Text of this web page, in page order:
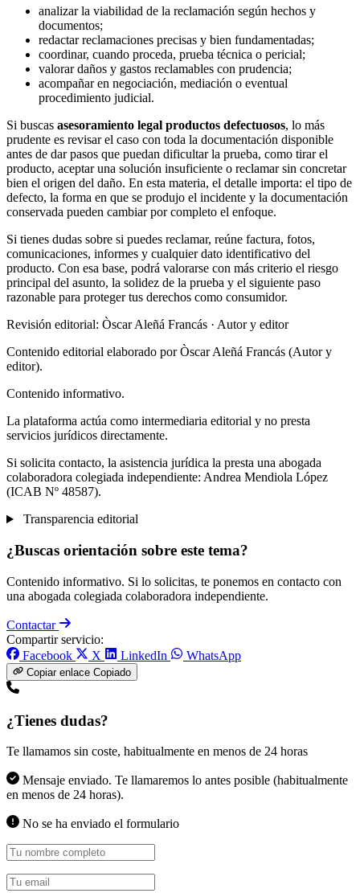
analizar la viabilidad de la reclamación según hechos y
documentos;
redactar reclamaciones precisas y bien fundamentadas;
coordinar, cuando proceda, prueba técnica o pericial;
valorar daños y gastos reclamables con prudencia;
acompañar en negociación, mediación o eventual
procedimiento judicial.
Si buscas asesoramiento legal productos defectuosos, lo más
prudente es revisar el caso con toda la documentación disponible
antes de dar pasos que puedan dificultar la prueba, como tirar el
producto, aceptar una solución insuficiente o reclamar sin concretar
bien el origen del daño. En esta materia, el detalle importa: el tipo de
defecto, la forma en que se produjo el incidente y la documentación
conservada pueden cambiar por completo el enfoque.
Si tienes dudas sobre si puedes reclamar, reúne factura, fotos,
comunicaciones, informes y cualquier dato identificativo del
producto. Con esa base, podrá valorarse con más criterio el riesgo
principal del asunto, la solidez de la prueba y el siguiente paso
razonable para proteger tus derechos como consumidor.
Revisión editorial: Òscar Aleñá Francás · Autor y editor
Contenido editorial elaborado por Òscar Aleñá Francás (Autor y
editor).
Contenido informativo.
La plataforma actúa como intermediaria editorial y no presta
servicios jurídicos directamente.
Si solicita contacto, la asistencia jurídica la presta una abogada
colaboradora colegiada independiente: Andrea Mendiola López
(ICAB Nº 48587).
Transparencia editorial
¿Buscas orientación sobre este tema?
Contenido informativo. Si lo solicitas, te ponemos en contacto con
una abogada colegiada colaboradora independiente.
Contactar
Compartir servicio:
Facebook
X LinkedIn WhatsApp
Copiar enlace Copiado
¿Tienes dudas?
Te llamamos sin coste, habitualmente en menos de 24 horas
Mensaje enviado. Te llamaremos lo antes posible (habitualmente
en menos de 24 horas).
No se ha enviado el formulario